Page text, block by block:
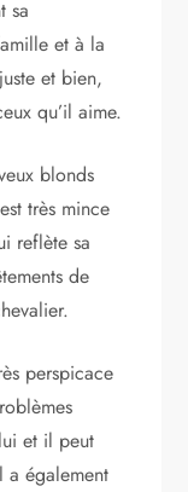
sa
et à la
et bien,
qu’il aime.
blonds
très mince
reflète sa
de
perspicace
et il peut
a également